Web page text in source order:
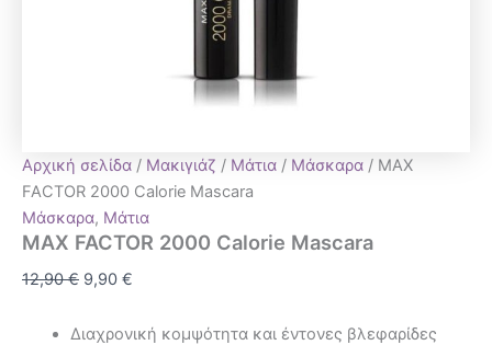
Αρχική σελίδα / Μακιγιάζ / Μάτια / Μάσκαρα / MAX
FACTOR 2000 Calorie Mascara
Μάσκαρα, Μάτια
MAX FACTOR 2000 Calorie Mascara
12,90€ 9,90 €
Διαχρονική κομψότητα και έντονες βλεφαρίδες